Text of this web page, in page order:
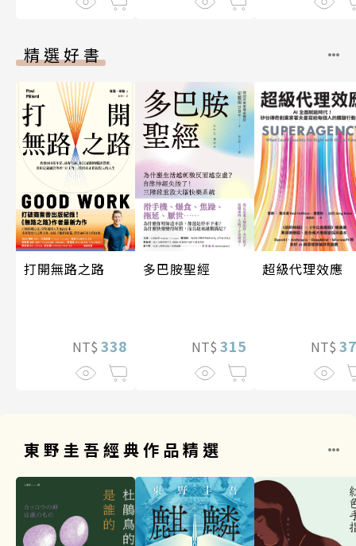
精選好書
打開無路之路
NT$ 338
多巴胺聖經
NT$ 315
超級代理效應
NT$
東野圭吾經典作品精選